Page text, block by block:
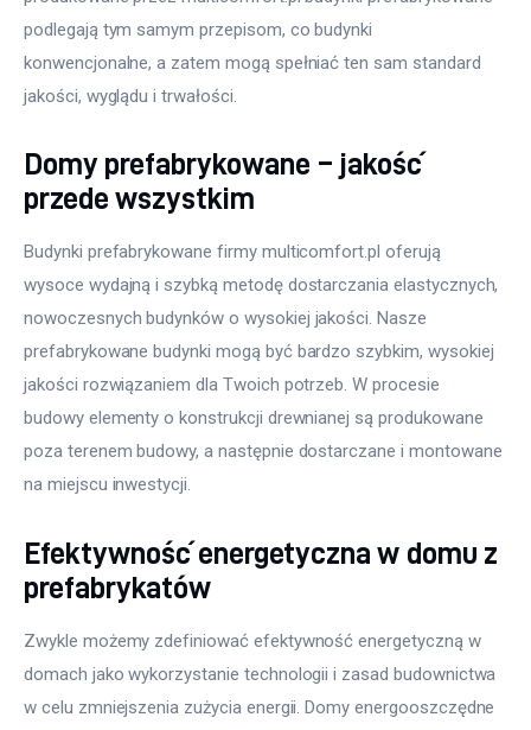
podlegają tym samym przepisom, co budynki
konwencjonalne, a zatem mogą spełniać ten sam standard
jakości, wyglądu i trwałości.
Domy prefabrykowane – jakość
przede wszystkim
Budynki prefabrykowane firmy multicomfort.pl oferują
wysoce wydajną i szybką metodę dostarczania elastycznych,
nowoczesnych budynków o wysokiej jakości. Nasze
prefabrykowane budynki mogą być bardzo szybkim, wysokiej
jakości rozwiązaniem dla Twoich potrzeb. W procesie
budowy elementy o konstrukcji drewnianej są produkowane
poza terenem budowy, a następnie dostarczane i montowane
na miejscu inwestycji.
Efektywność energetyczna w domu z
prefabrykatów
Zwykle możemy zdefiniować efektywność energetyczną w
domach jako wykorzystanie technologii i zasad budownictwa
w celu zmniejszenia zużycia energii. Domy energooszczędne